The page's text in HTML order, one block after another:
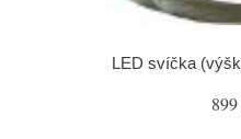
LED svíčka